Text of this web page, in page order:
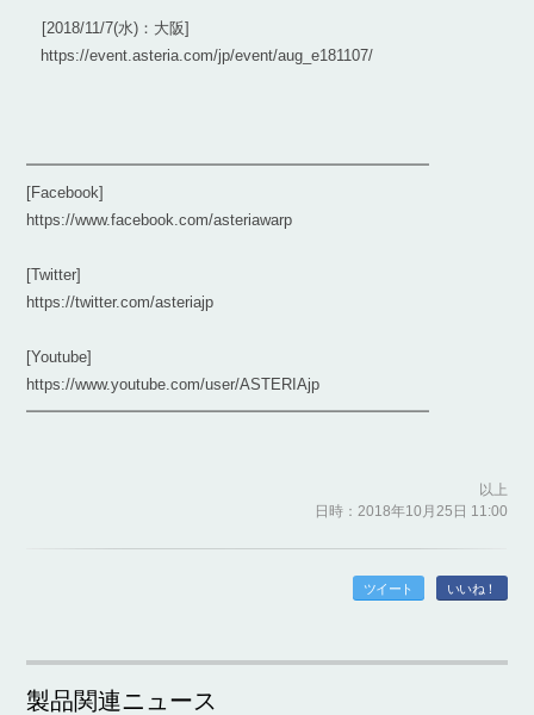
[2018/11/7(水)：大阪]
https://event.asteria.com/jp/event/aug_e181107/
━━━━━━━━━━━━━━━━━━━━━━━━━━
[Facebook]
https://www.facebook.com/asteriawarp
[Twitter]
https://twitter.com/asteriajp
[Youtube]
https://www.youtube.com/user/ASTERIAjp
━━━━━━━━━━━━━━━━━━━━━━━━━━
以上
日時：2018年10月25日 11:00
ツイート いいね！
製品関連ニュース